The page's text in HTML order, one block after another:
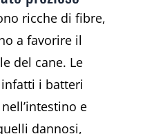
ricche di fibre,
a favorire il
del cane. Le
i batteri
e
dannosi,